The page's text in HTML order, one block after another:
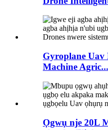
Gyroplane Uav
Machine Agric...
Ọgwụ nje 20L